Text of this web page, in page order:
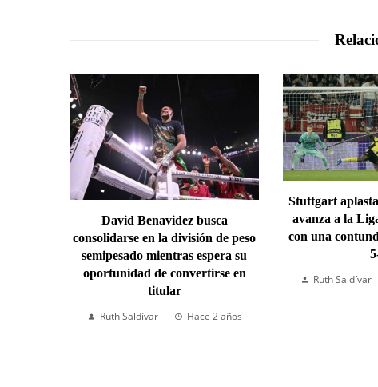
David Benavidez busca
consolidarse en la división de peso
semipesado mientras espera su
oportunidad de convertirse en
titular
Ruth Saldívar
Hace 2 años
Stuttgart
avanza a la
con una
Ruth Saldívar